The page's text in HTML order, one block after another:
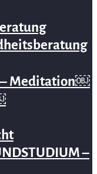
– Meditation￼
–